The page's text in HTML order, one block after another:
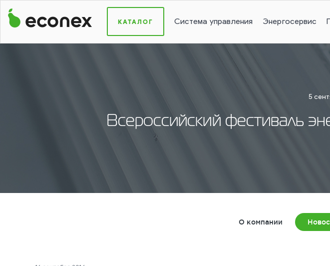
КАТАЛОГ Система управления Энергосервис
5
Всероссийский фестиваль
О компании